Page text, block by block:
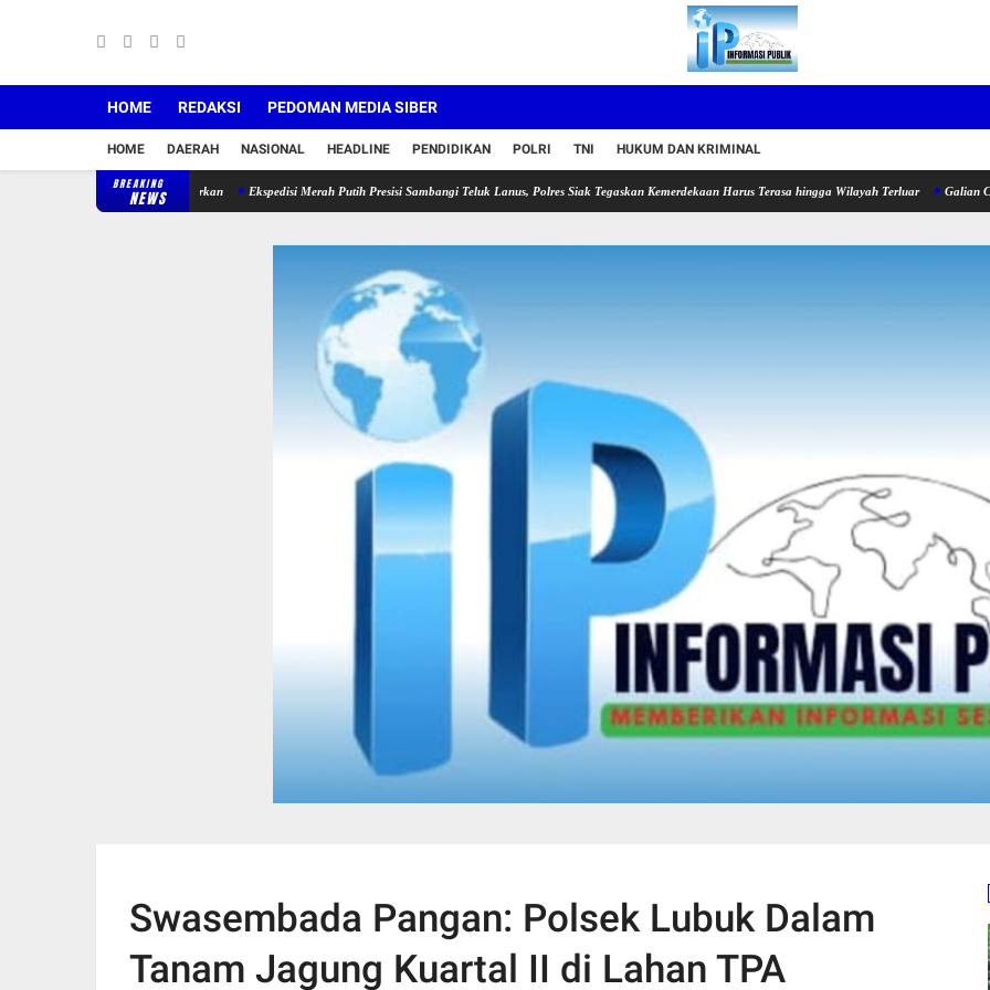
HOME REDAKSI PEDOMAN MEDIA SIBER
HOME DAERAH NASIONAL HEADLINE PENDIDIKAN POLRI TNI HUKUM DAN KRIMINAL
BREAKING
NEWS
Ja'far Resmi Diluncurkan Ekspedisi Merah Putih Presisi Sambangi Teluk Lanus, Polres Siak Tegaskan Kemerdekaan Harus Terasa hingga Wilayah Terluar Galian C Garuda
Swasembada Pangan: Polsek Lubuk Dalam
Tanam Jagung Kuartal II di Lahan TPA